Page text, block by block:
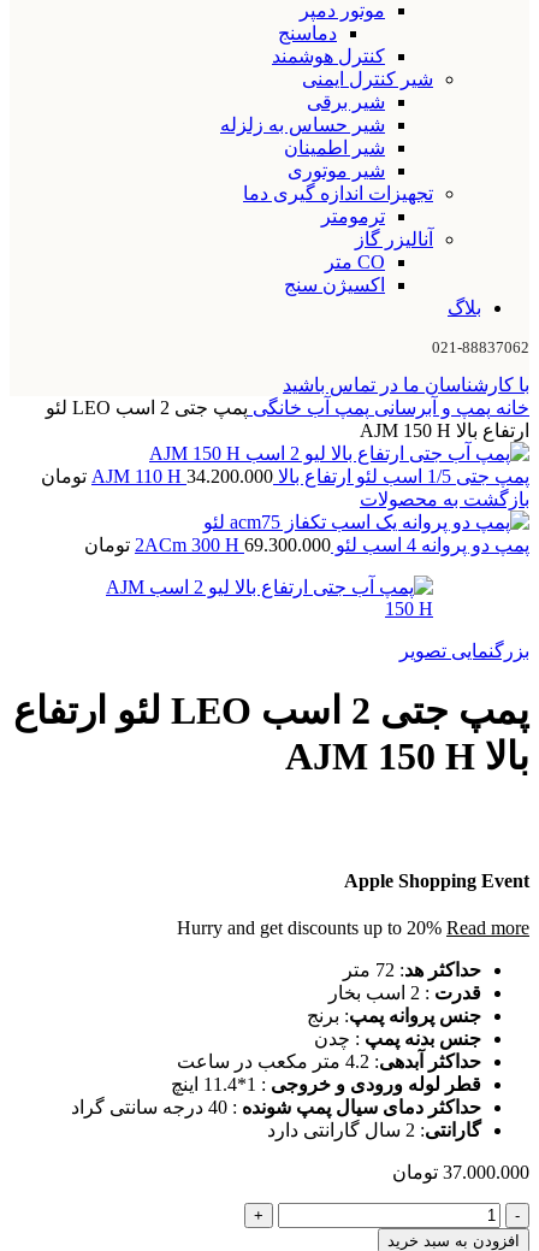
موتور دمپر
دماسنج
کنترل هوشمند
شیر کنترل ایمنی
شیر برقی
شیر حساس به زلزله
شیر اطمینان
شیر موتوری
تجهیزات اندازه گیری دما
ترمومتر
آنالیزر گاز
CO متر
اکسیژن سنج
بلاگ
021-88837062
با کارشناسان ما در تماس باشید
خانه پمپ و آبرسانی پمپ آب خانگی
پمپ جتی 2 اسب LEO لئو
ارتفاع بالا AJM 150 H
پمپ جتی 1/5 اسب لئو ارتفاع بالا AJM 110 H 34.200.000
تومان
بازگشت به محصولات
پمپ دو پروانه 4 اسب لئو 2ACm 300 H 69.300.000 تومان
بزرگنمایی تصویر
پمپ جتی 2 اسب LEO لئو ارتفاع
بالا AJM 150 H
Apple Shopping Event
Hurry and get discounts up to 20% Read more
حداکثر هد: 72 متر
قدرت : 2 اسب بخار
جنس پروانه پمپ: برنج
جنس بدنه پمپ : چدن
حداکثر آبدهی: 4.2 متر مکعب در ساعت
قطر لوله ورودی و خروجی : 1*11.4 اینچ
حداکثر دمای سیال پمپ شونده : 40 درجه سانتی گراد
گارانتی: 2 سال گارانتی دارد
37.000.000 تومان
پمپ
جتی
افزودن به سبد خرید